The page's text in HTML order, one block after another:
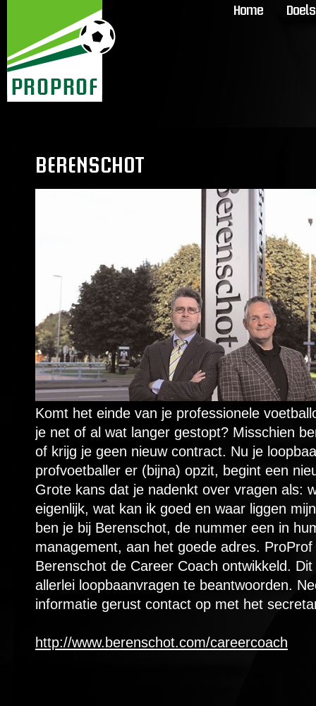
Home
BERENSCHOT
Komt het einde van je professionele
je net of al wat langer gestopt? Misschien
of krijg je geen nieuw contract. Nu je
profvoetballer er (bijna) opzit, begint een
Grote kans dat je nadenkt over vragen als:
eigenlijk, wat kan ik goed en waar liggen
ben je bij Berenschot, de nummer een in
management, aan het goede adres.
Berenschot de Career Coach ontwikkeld.
allerlei loopbaanvragen te beantwoorden.
informatie gerust contact op met het
http://www.berenschot.com/careercoach